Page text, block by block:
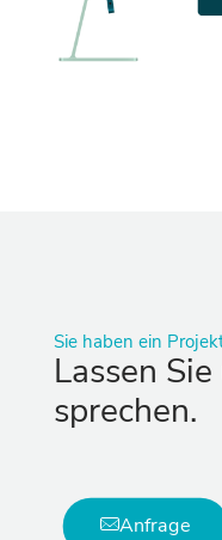
Sie haben ein
Lassen
sprechen.
Anfrage